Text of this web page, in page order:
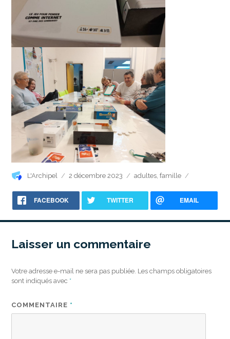
Auteur
L'Archipel
Publié
2 décembre 2023 Catégories
adultes, famille
FACEBOOK TWITTER EMAIL
Laisser un commentaire
Votre adresse e-mail ne sera pas publiée. Les champs obligatoires
sont indiqués avec *
COMMENTAIRE *